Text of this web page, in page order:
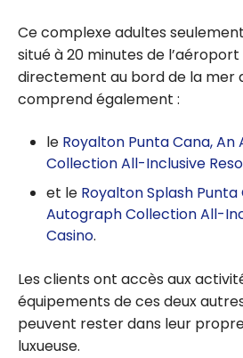
Ce complexe adultes
situé à 20 minutes de
directement au bord de la mer
comprend également :
le Royalton Punta Cana,
Collection All-Inclusive
et le Royalton Splash Punta
Autograph Collection All-
Casino.
Les clients ont accès aux
équipements de ces deux
peuvent rester dans leur
luxueuse.